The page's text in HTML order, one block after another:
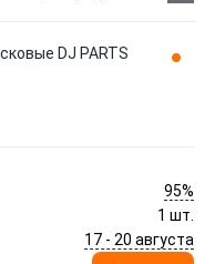
DJ PARTS
95%
1 шт.
17 - 20 августа